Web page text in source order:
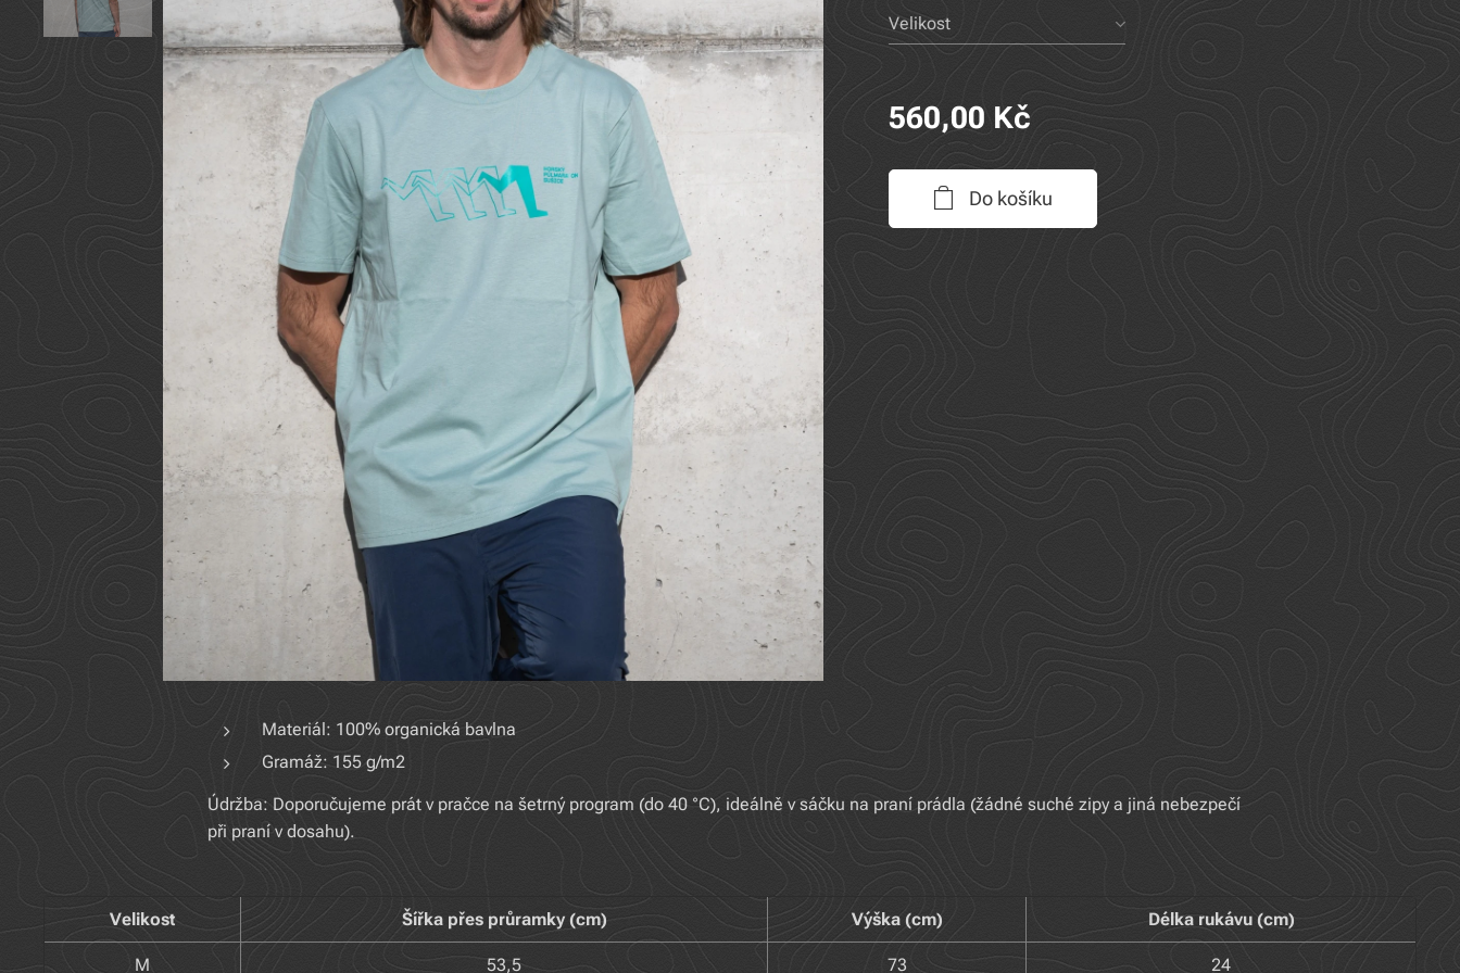
Velikost
560,00 Kč
Do košíku
Materiál: 100% organická bavlna
Gramáž: 155 g/m2
Údržba: Doporučujeme prát v pračce na šetrný program (do 40 °C), ideálně v sáčku na praní prádla (žádné suché zipy a jiná nebezpečí
při praní v dosahu).
Velikost Šířka přes průramky (cm) Výška (cm) Délka rukávu (cm)
M 53,5 73 24